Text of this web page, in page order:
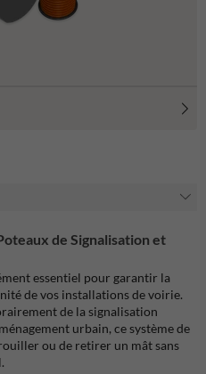
de Signalisation et
essentiel pour garantir la
de vos installations de voirie.
de la signalisation
urbain, ce système de
ou de retirer un mât sans